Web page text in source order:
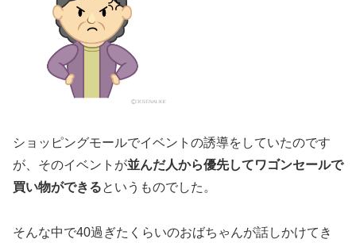
ショッピングモールでイベントの誘導をしていたのです
が、そのイベントが並んだ人から優先してワゴンセールで
買い物ができるというものでした。
そんな中で40過ぎたくらいのおばちゃんが話しかけてき